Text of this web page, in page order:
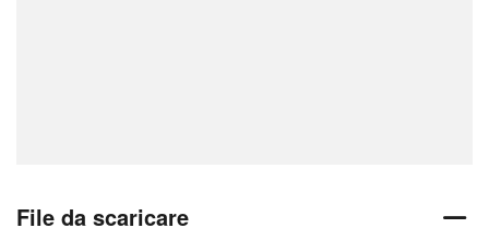
File da scaricare